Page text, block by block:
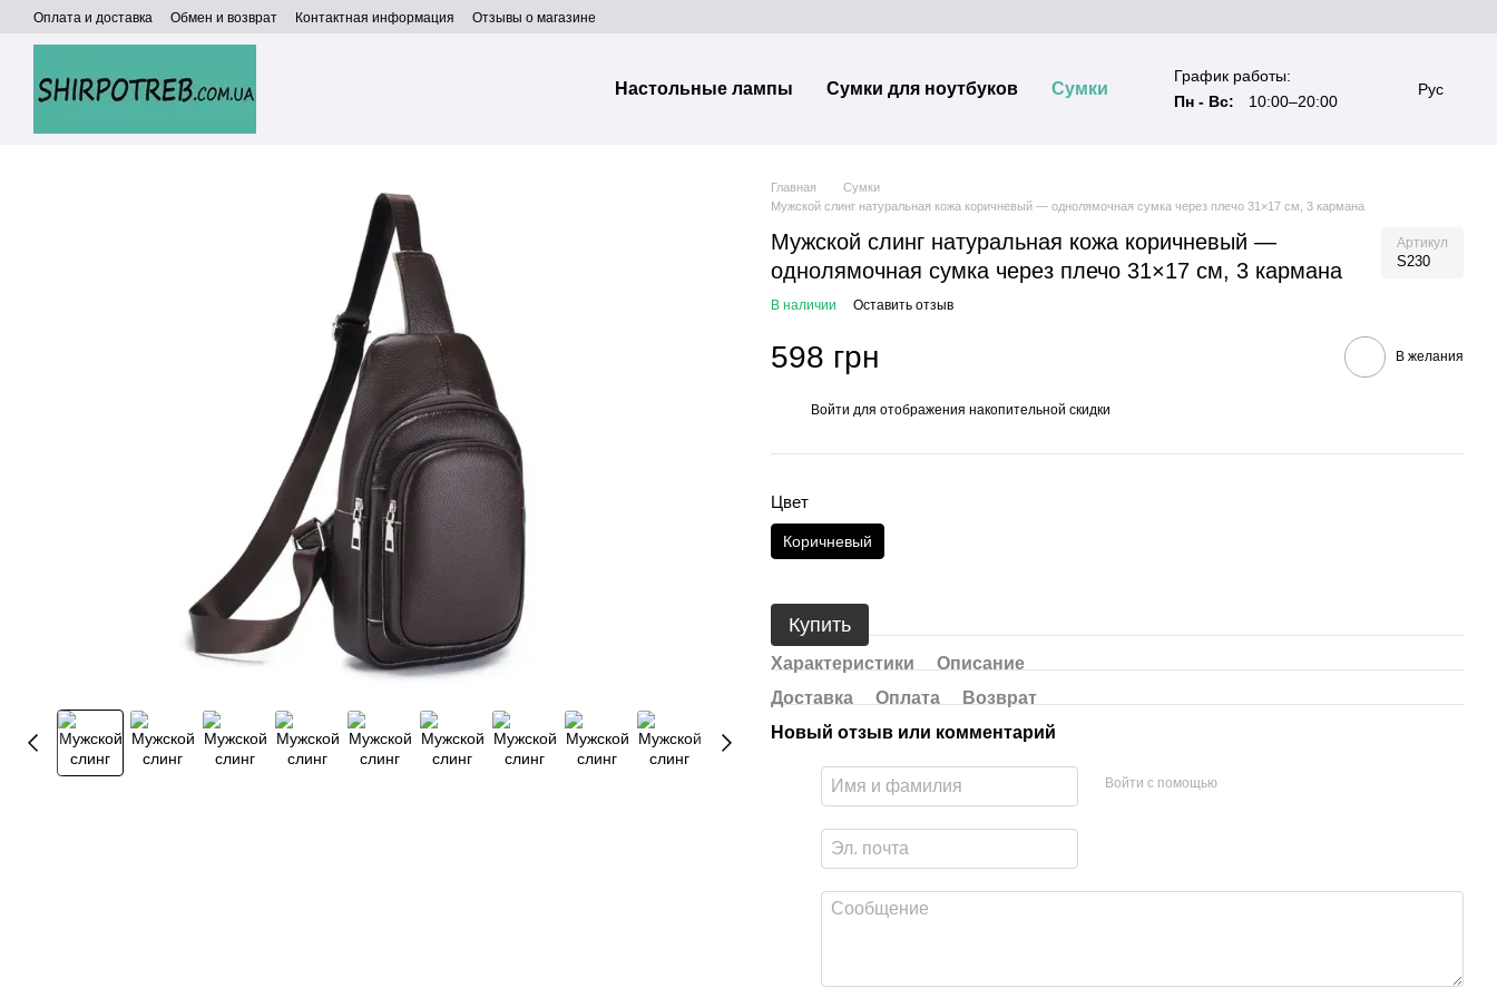
Перейти к основному контенту
Оплата и доставка Обмен и возврат Контактная информация Отзывы о магазине
Настольные лампы Сумки для ноутбуков Сумки
График работы:
Пн - Вс:
10:00–20:00
Рус
Главная
Сумки
Мужской слинг натуральная кожа коричневый — однолямочная сумка через плечо 31×17 см, 3 кармана
Мужской слинг натуральная кожа коричневый —
однолямочная сумка через плечо 31×17 см, 3 кармана
Артикул
S230
В наличии Оставить отзыв
598 грн В желания
Войти для отображения накопительной скидки
Цвет
Коричневый
Купить
Характеристики
Описание
Доставка
Оплата
Возврат
Новый отзыв или комментарий
Войти с помощью